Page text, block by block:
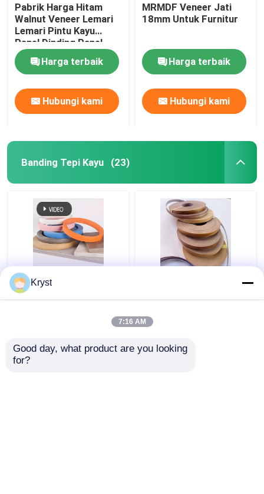
Pabrik Harga Hitam
Walnut Veneer Lemari
Lemari Pintu Kayu
Panel Dinding Panel
Dekoratif
Harga terbaik
Hubungi kami
MRMDF Veneer Jati
18mm Untuk Furnitur
Harga terbaik
Hubungi kami
Banding Tepi Kayu (23)
0.6mm 1mm Kayu Biji
PVC Warna Putih
Multiscene Hard Wood
Produksi Otomatis
Kryst
7:16 AM
Good day, what product are you looking
for?